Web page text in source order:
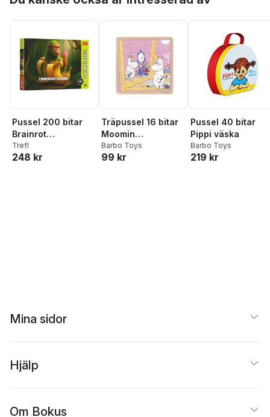
Pussel 200 bitar
Brainrot
Chimpanzini
bananini
Trefl
248 kr
Träpussel 16 bitar
Moomin
Construction Fun
Barbo Toys
99 kr
Pussel 40 bitar
Pippi väska
Barbo Toys
219 kr
Mina sidor
Hjälp
Om Bokus